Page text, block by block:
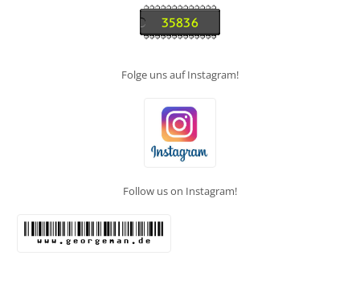
Folge uns auf Instagram!
Follow us on Instagram!